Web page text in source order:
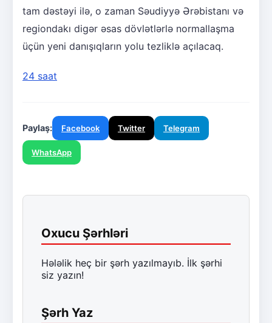
tam dəstəyi ilə, o zaman Səudiyyə Ərəbistanı və
regiondakı digər əsas dövlətlərlə normallaşma
üçün yeni danışıqların yolu tezliklə açılacaq.
24 saat
Paylaş: Facebook Twitter Telegram
WhatsApp
Oxucu Şərhləri
Hələlik heç bir şərh yazılmayıb. İlk şərhi
siz yazın!
Şərh Yaz